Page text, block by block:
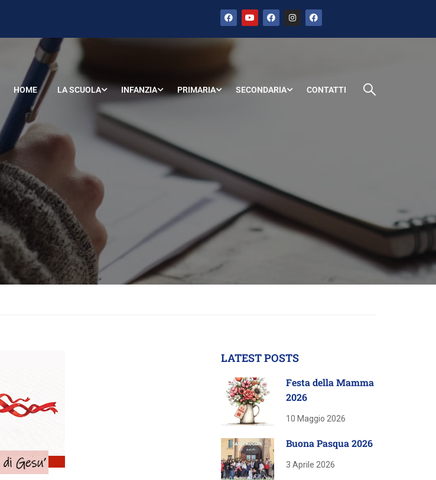
HOME LA SCUOLA INFANZIA PRIMARIA SECONDARIA CONTATTI
LATEST POSTS
Festa della Mamma
2026
10 Maggio 2026
Buona Pasqua 2026
3 Aprile 2026